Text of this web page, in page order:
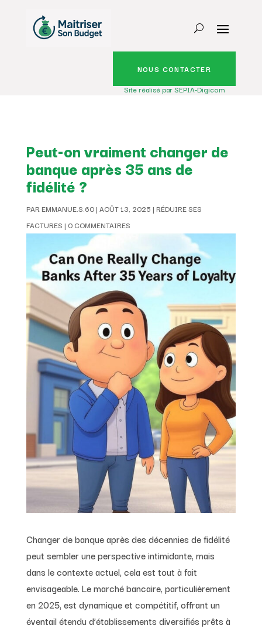
NOUS CONTACTER
Site réalisé par SEPIA-Digicom
Peut-on vraiment changer de
banque après 35 ans de
fidélité ?
PAREMMANUE.S.60| AOÛT 13, 2025 | RÉDUIRE SES
FACTURES | 0 COMMENTAIRES
Changer de banque après des décennies de fidélité
peut sembler une perspective intimidante, mais
dans le contexte actuel, cela est tout à fait
envisageable. Le marché bancaire, particulièrement
en 2025, est dynamique et compétitif, offrant un
éventail étendu d’établissements diversifiés prêts à